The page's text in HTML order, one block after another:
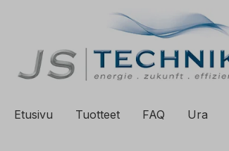
Siirry päänavigointiin
Etusivu Tuotteet FAQ Ura